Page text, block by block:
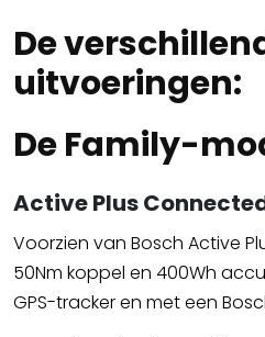
De
uitvoeringen:
De Family-
Active Plus
Voorzien van Bosch Active
50Nm koppel en 400Wh
GPS-tracker en met een